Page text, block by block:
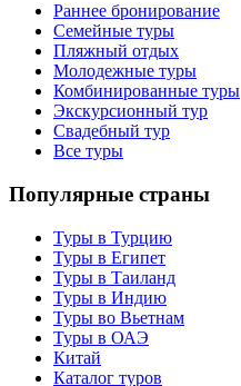
Раннее бронирование
Семейные туры
Пляжный отдых
Молодежные туры
Комбинированные туры
Экскурсионный тур
Свадебный тур
Все туры
Популярные страны
Туры в Турцию
Туры в Египет
Туры в Таиланд
Туры в Индию
Туры во Вьетнам
Туры в ОАЭ
Китай
Каталог туров